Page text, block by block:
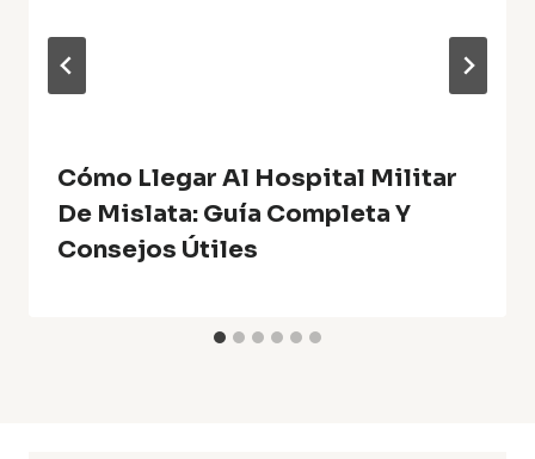
Cómo Llegar Al Hospital Militar
De Mislata: Guía Completa Y
Consejos Útiles